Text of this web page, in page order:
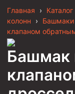
Главная › Каталог
колонн
› Башмаки
клапаном
Башмак